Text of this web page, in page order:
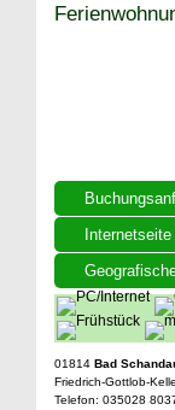
Internetseite
01814 Bad
Friedrich-Gottlob-
Telefon: 035028